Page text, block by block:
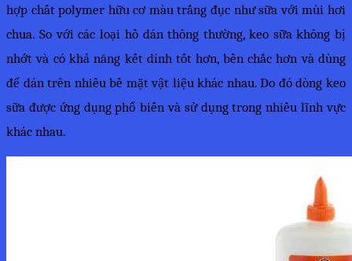
hợp chất polymer hữu cơ màu trắng đục như sữa với mùi hơi
chua. So với các loại hồ dán thông thường, keo sữa không bị
nhớt và có khả năng kết dính tốt hơn, bền chắc hơn và dùng
để dán trên nhiều bề mặt vật liệu khác nhau. Do đó dòng keo
sữa được ứng dụng phổ biến và sử dụng trong nhiều lĩnh vực
khác nhau.